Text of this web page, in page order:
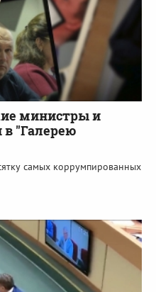
министры и
в "Галерею
самых коррумпированных